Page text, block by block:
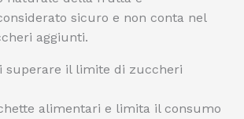
sicuro e non conta nel
aggiunti.
superare il limite di zuccheri
alimentari e limita il consumo